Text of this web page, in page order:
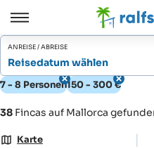
Öffnen
/
Schließen
ANREISE / ABREISE
Reisedatum wählen
7 - 8 Personen150 - 300 €
38 Fincas auf Mallorca
Karte |